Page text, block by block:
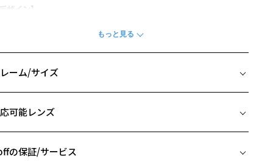
デザイン】
ーシックすぎずクラシックすぎない絶妙なデザイン。
ネ初心者から上級者まで、どなたにもオススメできる定番のフレー
す。
ラー】
14F1：マットな質感の定番のブラック。
49A1：こなれた印象のべっ甲ブラウン。
ーム/サイズ
リッジ(鼻部分)の横幅：19mm
可能レンズ
の保証/サービス